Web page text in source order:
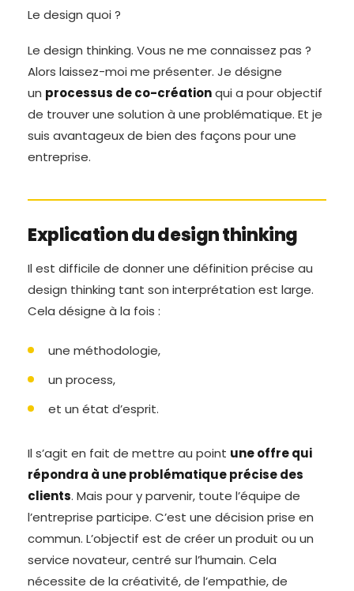
Le design quoi ?
Le design thinking. Vous ne me connaissez pas ?
Alors laissez-moi me présenter. Je désigne
un processus de co-créationqui a pour objectif
de trouver une solution à une problématique. Et je
suis avantageux de bien des façons pour une
entreprise.
Explication du design thinking
Il est difficile de donner une définition précise au
design thinking tant son interprétation est large.
Cela désigne à la fois :
une méthodologie,
un process,
et un état d’esprit.
Il s’agit en fait de mettre au point une offre qui
répondra à une problématique précise des
clients. Mais pour y parvenir, toute l’équipe de
l’entreprise participe. C’est une décision prise en
commun. L’objectif est de créer un produit ou un
service novateur, centré sur l’humain. Cela
nécessite de la créativité, de l’empathie, de